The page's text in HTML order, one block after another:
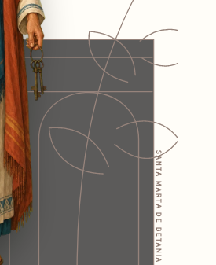
SANTA MARTA DE BETANIA